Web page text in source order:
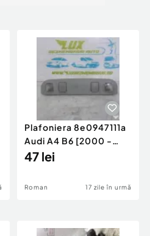
Plafoniera 8e0947111a
Audi A4 B6 [2000 -
2005]
47 lei
Roman 17 zile în urmă